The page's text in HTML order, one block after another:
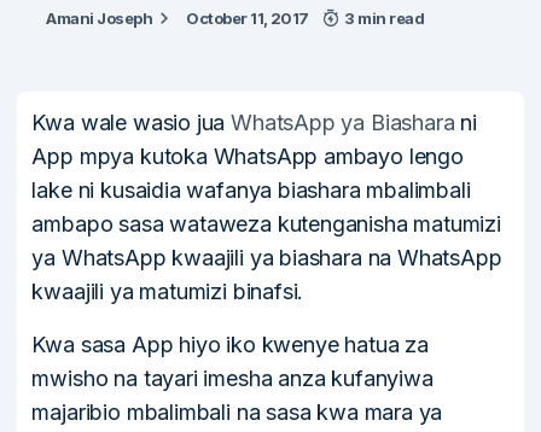
Amani Joseph October 11, 2017 3 min read
Kwa wale wasio juaWhatsApp ya Biashara ni
App mpya kutoka WhatsApp ambayo lengo
lake ni kusaidia wafanya biashara mbalimbali
ambapo sasa wataweza kutenganisha matumizi
ya WhatsApp kwaajili ya biashara na WhatsApp
kwaajili ya matumizi binafsi.
Kwa sasa App hiyo iko kwenye hatua za
mwisho na tayari imesha anza kufanyiwa
majaribio mbalimbali na sasa kwa mara ya